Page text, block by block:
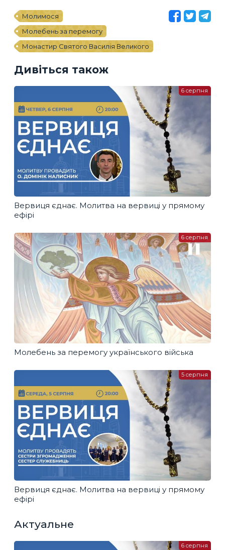
Молимося
Молебень за перемогу
Монастир Святого Василія Великого
Дивіться також
Вервиця єднає. Молитва на вервиці у прямому
ефірі
6 серпня
Молебень за перемогу українського війська
6 серпня
Вервиця єднає. Молитва на вервиці у прямому
ефірі
5 серпня
Актуальне
6 серпня